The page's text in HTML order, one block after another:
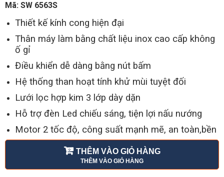
Mã: SW 6563S
Thiết kế kính cong hiện đại
Thân máy làm bằng chất liệu inox cao cấp không
ố gỉ
Điều khiển dễ dàng bằng nút bấm
Hệ thống than hoạt tính khử mùi tuyệt đối
Lưới lọc hợp kim 3 lớp dày dặn
Hỗ trợ đèn Led chiếu sáng, tiện lợi nấu nướng
Motor 2 tốc độ, công suất mạnh mẽ, an toàn,bền
bỉ
THÊM VÀO GIỎ HÀNG
THÊM VÀO GIỎ HÀNG